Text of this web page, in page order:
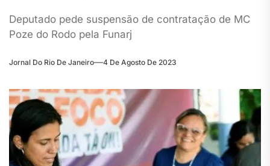
Deputado pede suspensão de contratação de MC
Poze do Rodo pela Funarj
Jornal Do Rio De Janeiro 4 De Agosto De 2023